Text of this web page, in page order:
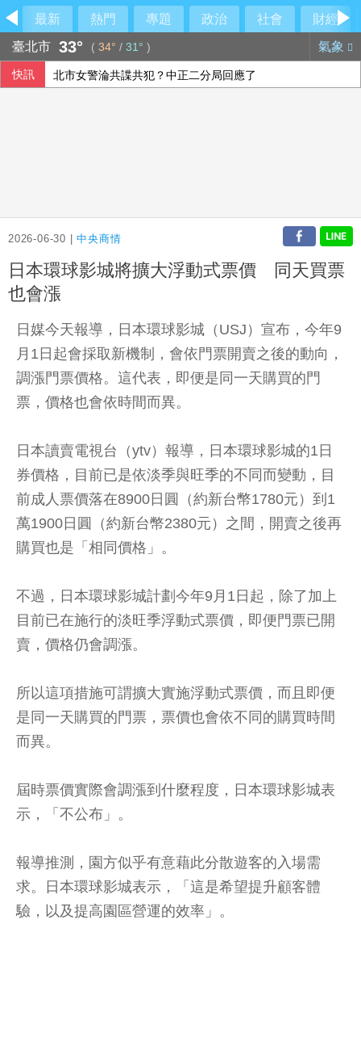
最新 熱門 專題 政治 社會
財經
臺北市 33° ( 34° / 31° ) 氣象
快訊 北市女警淪共諜共犯？中正二分局回應了
2026-06-30 |中央商情
日本環球影城將擴大浮動式票價 同天買票
也會漲
日媒今天報導，日本環球影城（USJ）宣布，今年9
月1日起會採取新機制，會依門票開賣之後的動向，
調漲門票價格。這代表，即便是同一天購買的門
票，價格也會依時間而異。
日本讀賣電視台（ytv）報導，日本環球影城的1日
券價格，目前已是依淡季與旺季的不同而變動，目
前成人票價落在8900日圓（約新台幣1780元）到1
萬1900日圓（約新台幣2380元）之間，開賣之後再
購買也是「相同價格」。
不過，日本環球影城計劃今年9月1日起，除了加上
目前已在施行的淡旺季浮動式票價，即便門票已開
賣，價格仍會調漲。
所以這項措施可謂擴大實施浮動式票價，而且即便
是同一天購買的門票，票價也會依不同的購買時間
而異。
屆時票價實際會調漲到什麼程度，日本環球影城表
示，「不公布」。
報導推測，園方似乎有意藉此分散遊客的入場需
求。日本環球影城表示，「這是希望提升顧客體
驗，以及提高園區營運的效率」。